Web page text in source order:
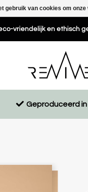
vriendelijk en ethisch
Geproduceerd in
gebruik van cookies om